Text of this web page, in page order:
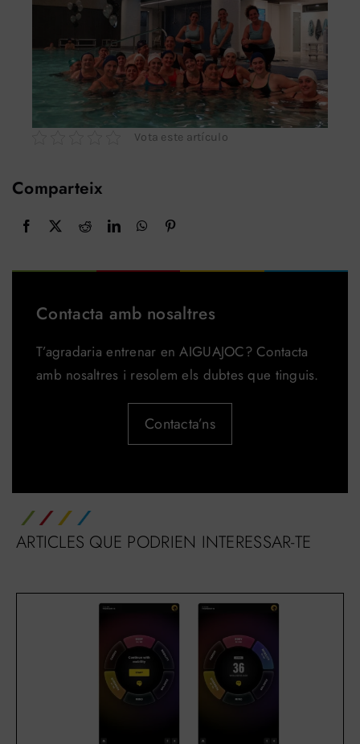
Comparteix
Contacta amb nosaltres
T’agradaria entrenar en AIGUAJOC? Contacta
amb nosaltres i resolem els dubtes que tinguis.
Contacta’ns
Vota este artículo
ARTICLES QUE PODRIEN INTERESSAR-TE